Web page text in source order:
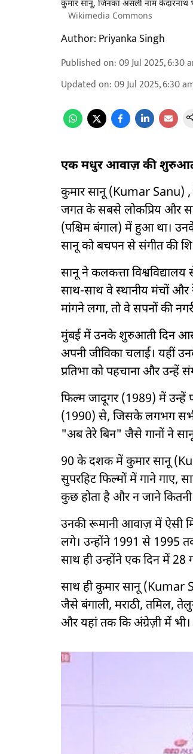
कुमार सानू, जिनका असली नाम केदारनाथ
Wikimedia Commons
Author: Priyanka Singh
Published on:09 Jul 2025, 6:30
Updated on:09 Jul 2025, 6:30
एक मधुर आवाज़ की
कुमार सानू (Kumar Sanu) ,
जगत के सबसे लोकप्रिय और
(पश्चिम बंगाल) में हुआ था।
सानू को बचपन से संगीत की
सानू ने कलकत्ता
साथ-साथ वे स्थानीय मंचों
मांगने लगा, तो वे सपनों की
मुंबई में उनके शुरुआती दिन
अपनी जीविका चलाई। यहीं
प्रतिभा को पहचाना और उन्हें
फिल्म जादूगर (1989) में उन्हें
(1990) से, जिसके लगभग
"अब तेरे बिन" जैसे गानों ने सानू
90 के दशक में कुमार सानू
सुपरहिट फिल्मों में गाने गाए,
कुछ होता है और न जाने कितनी
उनकी रूमानी आवाज़ में ऐसी
लगे। उन्होंने 1991 से 1995
साथ ही उन्होंने एक दिन में 28
साथ ही कुमार सानू (Kumar
जैसे बंगाली, मराठी, तमिल,
और यहां तक कि अंग्रेज़ी में भी।